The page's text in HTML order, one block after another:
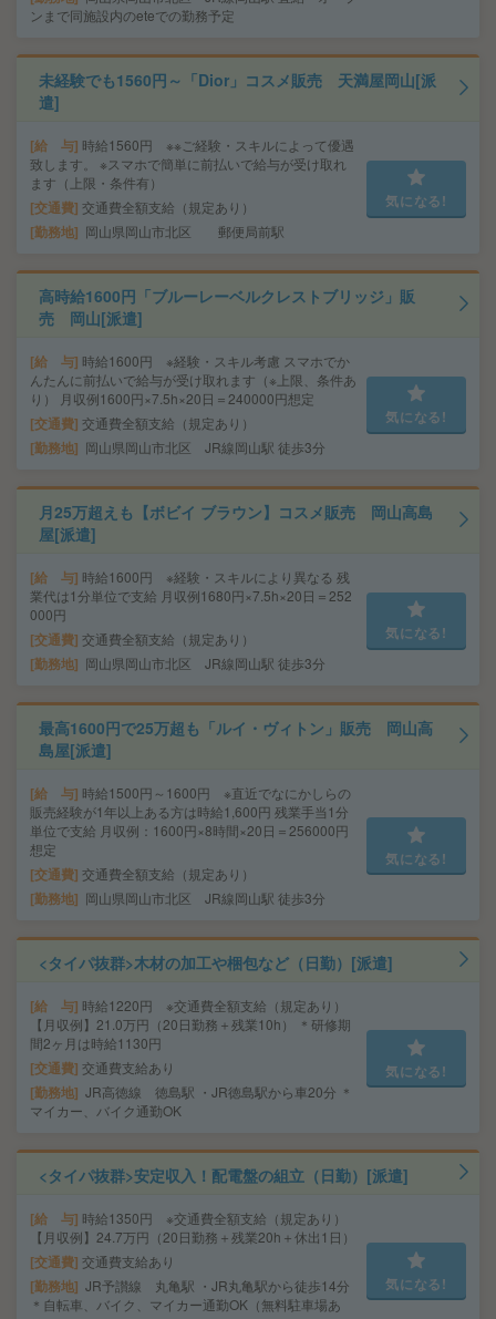
ンまで同施設内のeteでの勤務予定
未経験でも1560円～「Dior」コスメ販売 天満屋岡山[派
遣]
給 与 時給1560円 ※※ご経験・スキルによって優遇
致します。 ※スマホで簡単に前払いで給与が受け取れ
ます（上限・条件有）
交通費 交通費全額支給（規定あり）
勤務地 岡山県岡山市北区 郵便局前駅
気になる!
高時給1600円「ブルーレーベルクレストブリッジ」販
売 岡山[派遣]
給 与 時給1600円 ※経験・スキル考慮 スマホでか
んたんに前払いで給与が受け取れます（※上限、条件あ
り） 月収例1600円×7.5h×20日＝240000円想定
交通費 交通費全額支給（規定あり）
勤務地 岡山県岡山市北区 JR線岡山駅 徒歩3分
気になる!
月25万超えも【ボビイ ブラウン】コスメ販売 岡山高島
屋[派遣]
給 与 時給1600円 ※経験・スキルにより異なる 残
業代は1分単位で支給 月収例1680円×7.5h×20日＝252
000円
交通費 交通費全額支給（規定あり）
勤務地 岡山県岡山市北区 JR線岡山駅 徒歩3分
気になる!
最高1600円で25万超も「ルイ・ヴィトン」販売 岡山高
島屋[派遣]
給 与 時給1500円～1600円 ※直近でなにかしらの
販売経験が1年以上ある方は時給1,600円 残業手当1分
単位で支給 月収例：1600円×8時間×20日＝256000円
想定
交通費 交通費全額支給（規定あり）
勤務地 岡山県岡山市北区 JR線岡山駅 徒歩3分
気になる!
<タイパ抜群>木材の加工や梱包など（日勤）[派遣]
給 与 時給1220円 ※交通費全額支給（規定あり）
【月収例】21.0万円（20日勤務＋残業10h） ＊研修期
間2ヶ月は時給1130円
交通費 交通費支給あり
勤務地 JR高徳線 徳島駅 ・JR徳島駅から車20分 ＊
マイカー、バイク通勤OK
気になる!
<タイパ抜群>安定収入！配電盤の組立（日勤）[派遣]
給 与 時給1350円 ※交通費全額支給（規定あり）
【月収例】24.7万円（20日勤務＋残業20h＋休出1日）
交通費 交通費支給あり
勤務地 JR予讃線 丸亀駅 ・JR丸亀駅から徒歩14分
＊自転車、バイク、マイカー通勤OK（無料駐車場あ
気になる!